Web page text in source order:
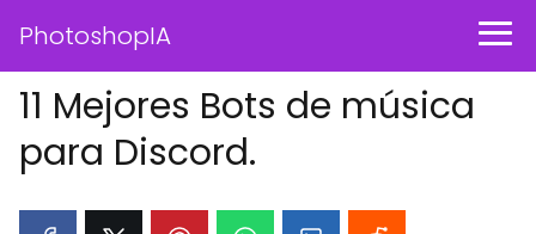
PhotoshopIA
11 Mejores Bots de música
para Discord.